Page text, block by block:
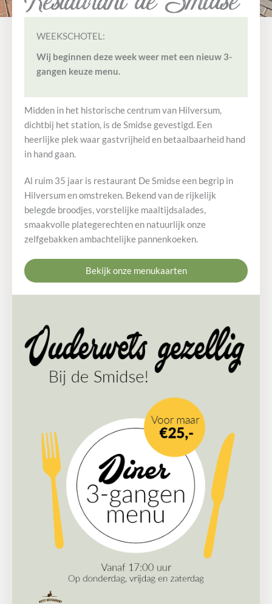
Geniet van de zon
...en wat lekkers!
Ouderwets gezellig
Geniet van de zon
...en wat lekkers!
Ouderwets gezellig
Geniet van de zon
...en wat lekkers!
Ouderwets gezellig
WEEKSCHOTEL:
Wij beginnen deze week weer met een nieuw 3-
gangen keuze menu.
Midden in het historische centrum van Hilversum,
dichtbij het station, is de Smidse gevestigd. Een
heerlijke plek waar gastvrijheid en betaalbaarheid hand
in hand gaan.
Al ruim 35 jaar is restaurant De Smidse een begrip in
Hilversum en omstreken. Bekend van de rijkelijk
belegde broodjes, vorstelijke maaltijdsalades,
smaakvolle plategerechten en natuurlijk onze
zelfgebakken ambachtelijke pannenkoeken.
Bekijk onze menukaarten